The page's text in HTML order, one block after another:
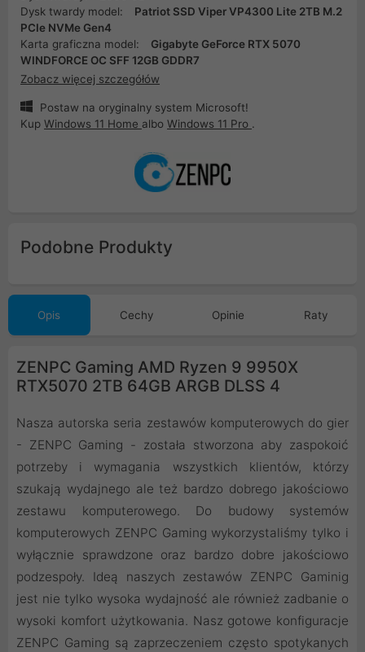
Dysk twardy model:
Patriot SSD Viper VP4300 Lite 2TB M.2
PCIe NVMe Gen4
Karta graficzna model:
Gigabyte GeForce RTX 5070
WINDFORCE OC SFF 12GB GDDR7
Zobacz więcej szczegółów
Postaw na oryginalny system Microsoft!
Kup Windows 11 Home albo Windows 11 Pro .
Podobne Produkty
Opis Cechy Opinie Raty
ZENPC Gaming AMD Ryzen 9 9950X
RTX5070 2TB 64GB ARGB DLSS 4
Nasza autorska seria zestawów komputerowych do gier
- ZENPC Gaming - została stworzona aby zaspokoić
potrzeby i wymagania wszystkich klientów, którzy
szukają wydajnego ale też bardzo dobrego jakościowo
zestawu komputerowego. Do budowy systemów
komputerowych ZENPC Gaming wykorzystaliśmy tylko i
wyłącznie sprawdzone oraz bardzo dobre jakościowo
podzespoły. Ideą naszych zestawów ZENPC Gaminig
jest nie tylko wysoka wydajność ale również zadbanie o
wysoki komfort użytkowania. Nasz gotowe konfiguracje
ZENPC Gaming są zaprzeczeniem często spotykanych